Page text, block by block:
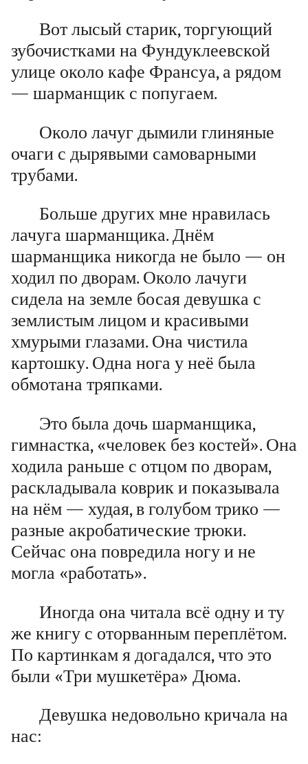
Вот лысый старик, торгующий
зубочистками на Фундуклеевской
улице около кафе Франсуа, а рядом
— шарманщик с попугаем.
Около лачуг дымили глиняные
очаги с дырявыми самоварными
трубами.
Больше других мне нравилась
лачуга шарманщика. Днём
шарманщика никогда не было — он
ходил по дворам. Около лачуги
сидела на земле босая девушка с
землистым лицом и красивыми
хмурыми глазами. Она чистила
картошку. Одна нога у неё была
обмотана тряпками.
Это была дочь шарманщика,
гимнастка, «человек без костей». Она
ходила раньше с отцом по дворам,
раскладывала коврик и показывала
на нём — худая, в голубом трико —
разные акробатические трюки.
Сейчас она повредила ногу и не
могла «работать».
Иногда она читала всё одну и ту
же книгу с оторванным переплётом.
По картинкам я догадался, что это
были «Три мушкетёра» Дюма.
Девушка недовольно кричала на
нас: